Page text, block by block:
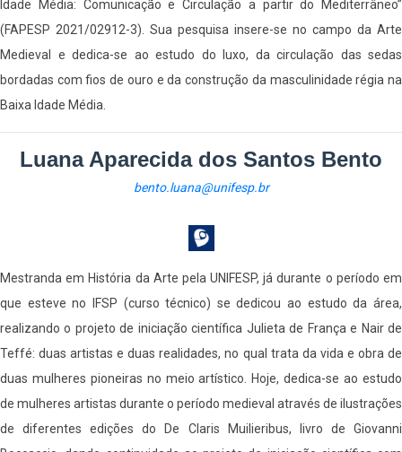
Idade Média: Comunicação e Circulação a partir do Mediterrâneo”
(FAPESP 2021/02912-3). Sua pesquisa insere-se no campo da Arte
Medieval e dedica-se ao estudo do luxo, da circulação das sedas
bordadas com fios de ouro e da construção da masculinidade régia na
Baixa Idade Média.
Luana Aparecida dos Santos Bento
bento.luana@unifesp.br
Mestranda em História da Arte pela UNIFESP, já durante o período em
que esteve no IFSP (curso técnico) se dedicou ao estudo da área,
realizando o projeto de iniciação científica Julieta de França e Nair de
Teffé: duas artistas e duas realidades, no qual trata da vida e obra de
duas mulheres pioneiras no meio artístico. Hoje, dedica-se ao estudo
de mulheres artistas durante o período medieval através de ilustrações
de diferentes edições do De Claris Muilieribus, livro de Giovanni